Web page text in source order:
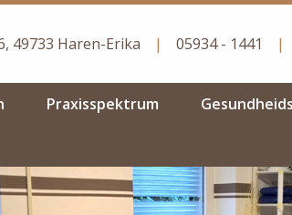
49733 Haren-Erika | 05934 - 1441 |
Praxisspektrum